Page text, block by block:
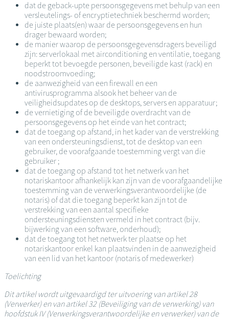
dat de geback-upte persoonsgegevens met behulp van een
versleutelings- of encryptietechniek beschermd worden;
de juiste plaats(en) waar de persoonsgegevens en hun
drager bewaard worden;
de manier waarop de persoonsgegevensdragers beveiligd
zijn: serverlokaal met airconditioning en ventilatie, toegang
beperkt tot bevoegde personen, beveiligde kast (rack) en
noodstroomvoeding;
de aanwezigheid van een firewall en een
antivirusprogramma alsook het beheer van de
veiligheidsupdates op de desktops, servers en apparatuur;
de vernietiging of de beveiligde overdracht van de
persoonsgegevens op het einde van het contract;
dat de toegang op afstand, in het kader van de verstrekking
van een ondersteuningsdienst, tot de desktop van een
gebruiker, de voorafgaande toestemming vergt van die
gebruiker ;
dat de toegang op afstand tot het netwerk van het
notariskantoor afhankelijk kan zijn van de voorafgaandelijke
toestemming van de verwerkingsverantwoordelijke (de
notaris) of dat die toegang beperkt kan zijn tot de
verstrekking van een aantal specifieke
ondersteuningsdiensten vermeld in het contract (bijv.
bijwerking van een software, onderhoud);
dat de toegang tot het netwerk ter plaatse op het
notariskantoor enkel kan plaatsvinden in de aanwezigheid
van een lid van het kantoor (notaris of medewerker)
Toelichting
Dit artikel wordt uitgevaardigd ter uitvoering van artikel 28
(Verwerker) en van artikel 32 (Beveiliging van de verwerking) van
hoofdstuk IV (Verwerkingsverantwoordelijke en verwerker) van de